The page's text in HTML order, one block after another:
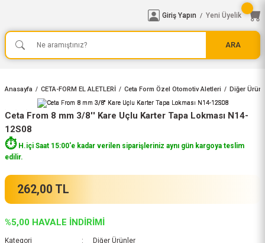
ARA
Giriş Yapın / Yeni Üyelik
Anasayfa CETA-FORM EL ALETLERİ Ceta Form Özel Otomotiv Aletleri Diğer
Ceta From 8 mm 3/8'' Kare Uçlu Karter Tapa Lokması N14-
12S08
⏱️H.içi Saat 15:00'e kadar verilen siparişleriniz aynı gün kargoya teslim
edilir.
262,00 TL
%5,00 HAVALE İNDİRİMİ
Kategori
Diğer Ürünler